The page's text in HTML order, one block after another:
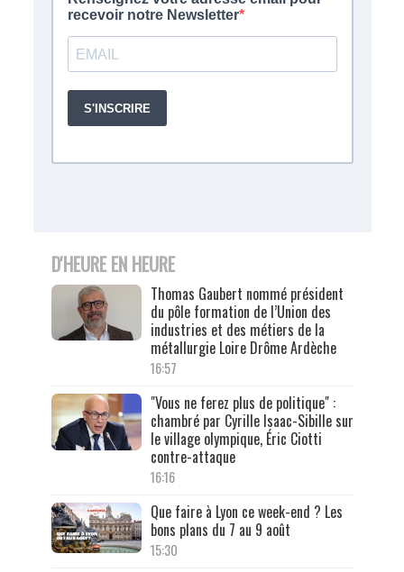
D'HEURE EN HEURE
Thomas Gaubert nommé président
du pôle formation de l’Union des
industries et des métiers de la
métallurgie Loire Drôme Ardèche
16:57
"Vous ne ferez plus de politique" :
chambré par Cyrille Isaac-Sibille sur
le village olympique, Éric Ciotti
contre-attaque
16:16
Que faire à Lyon ce week-end ? Les
bons plans du 7 au 9 août
15:30